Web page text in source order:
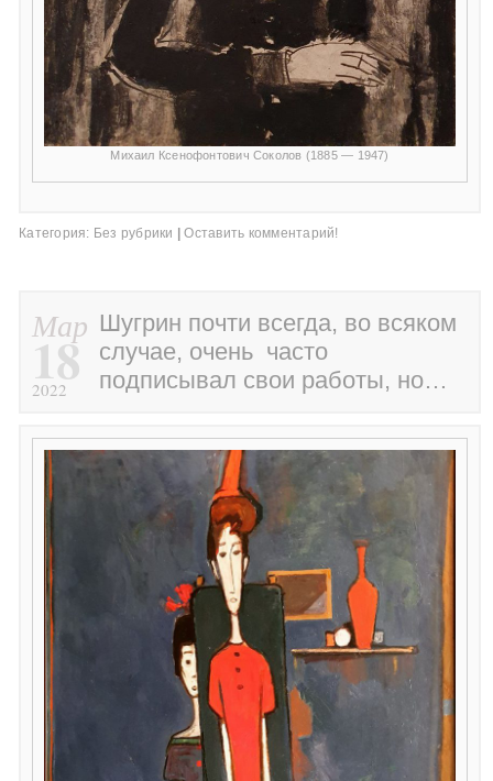
Михаил Ксенофонтович Соколов (1885 — 1947)
Категория: Без рубрики | Оставить комментарий!
Мар
18
2022
Шугрин почти всегда, во всяком
случае, очень часто
подписывал свои работы, но…